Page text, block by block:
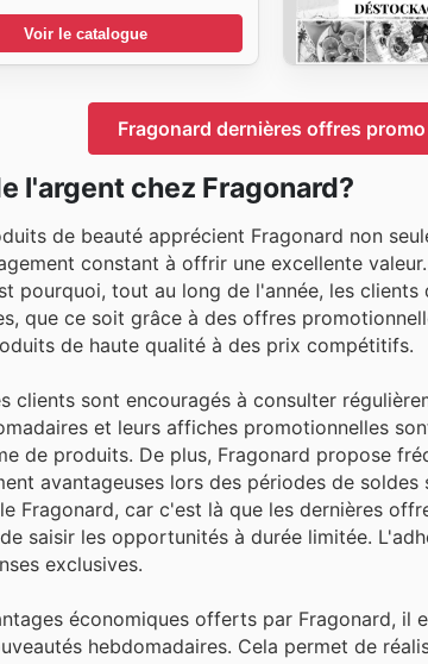
Voir le catalogue
Fragonard dernières offres promo
l'argent chez Fragonard?
de beauté apprécient Fragonard non
constant à offrir une excellente
pourquoi, tout au long de l'année, les
que ce soit grâce à des offres
de haute qualité à des prix compétitifs.
clients sont encouragés à consulter
et leurs affiches promotionnelles
de produits. De plus, Fragonard propose
avantageuses lors des périodes de
Fragonard, car c'est là que les dernières
saisir les opportunités à durée limitée.
exclusives.
économiques offerts par Fragonard, il
hebdomadaires. Cela permet de